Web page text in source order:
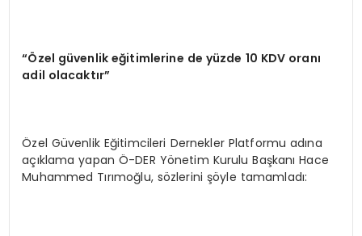
“Özel güvenlik eğitimlerine de yüzde 10 KDV oranı
adil olacaktır”
Özel Güvenlik Eğitimcileri Dernekler Platformu adına
açıklama yapan Ö-DER Yönetim Kurulu Başkanı Hace
Muhammed Tırımoğlu, sözlerini şöyle tamamladı: